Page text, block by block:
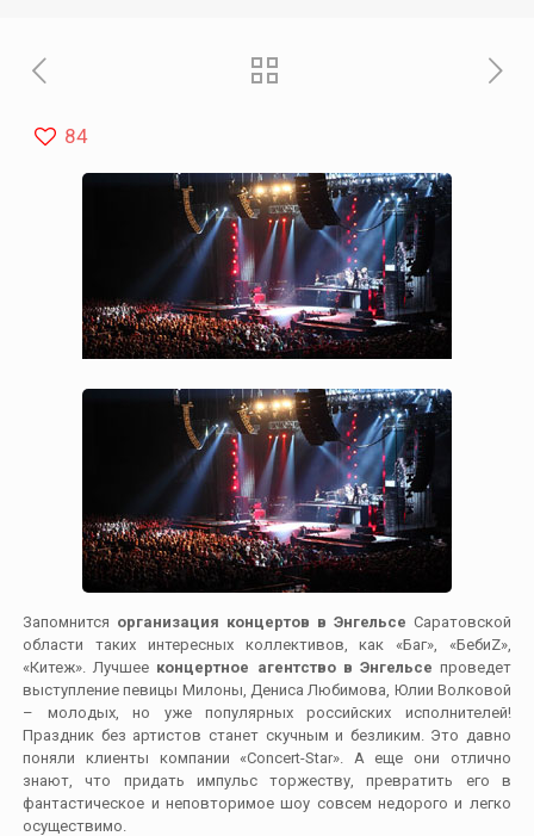
84
Запомнится организация концертов в Энгельсе Саратовской
области таких интересных коллективов, как «Баг», «БебиZ»,
«Китеж». Лучшее концертное агентство в Энгельсе проведет
выступление певицы Милоны, Дениса Любимова, Юлии Волковой
– молодых, но уже популярных российских исполнителей!
Праздник без артистов станет скучным и безликим. Это давно
поняли клиенты компании «Concert-Star». А еще они отлично
знают, что придать импульс торжеству, превратить его в
фантастическое и неповторимое шоу совсем недорого и легко
осуществимо.